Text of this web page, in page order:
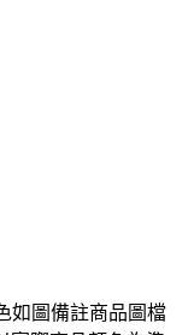
如圖備註商品圖檔